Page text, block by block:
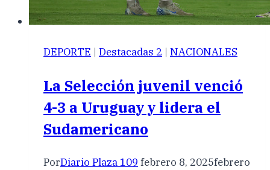
DEPORTE | Destacadas 2 | NACIONALES
La Selección juvenil venció
4-3 a Uruguay y lidera el
Sudamericano
PorDiario Plaza 109 febrero 8, 2025febrero